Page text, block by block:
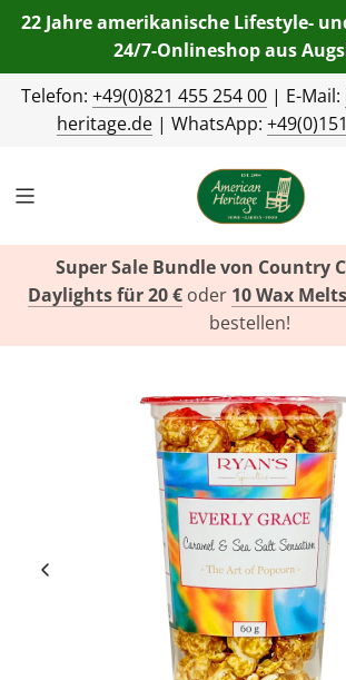
22 Jahre amerikanische Lifestyle-
24/7-Onlineshop aus
Telefon: +49(0)821 455 254 00 | E-Mail:
heritage.de | WhatsApp:
Super Sale Bundle von Country
Daylights für 20 €oder 10 Wax
bestellen!